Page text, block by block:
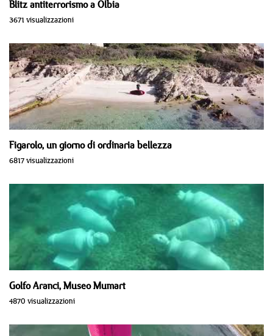
Blitz antiterrorismo a Olbia
3671 visualizzazioni
Figarolo, un giorno di ordinaria bellezza
6817 visualizzazioni
Golfo Aranci, Museo Mumart
4870 visualizzazioni